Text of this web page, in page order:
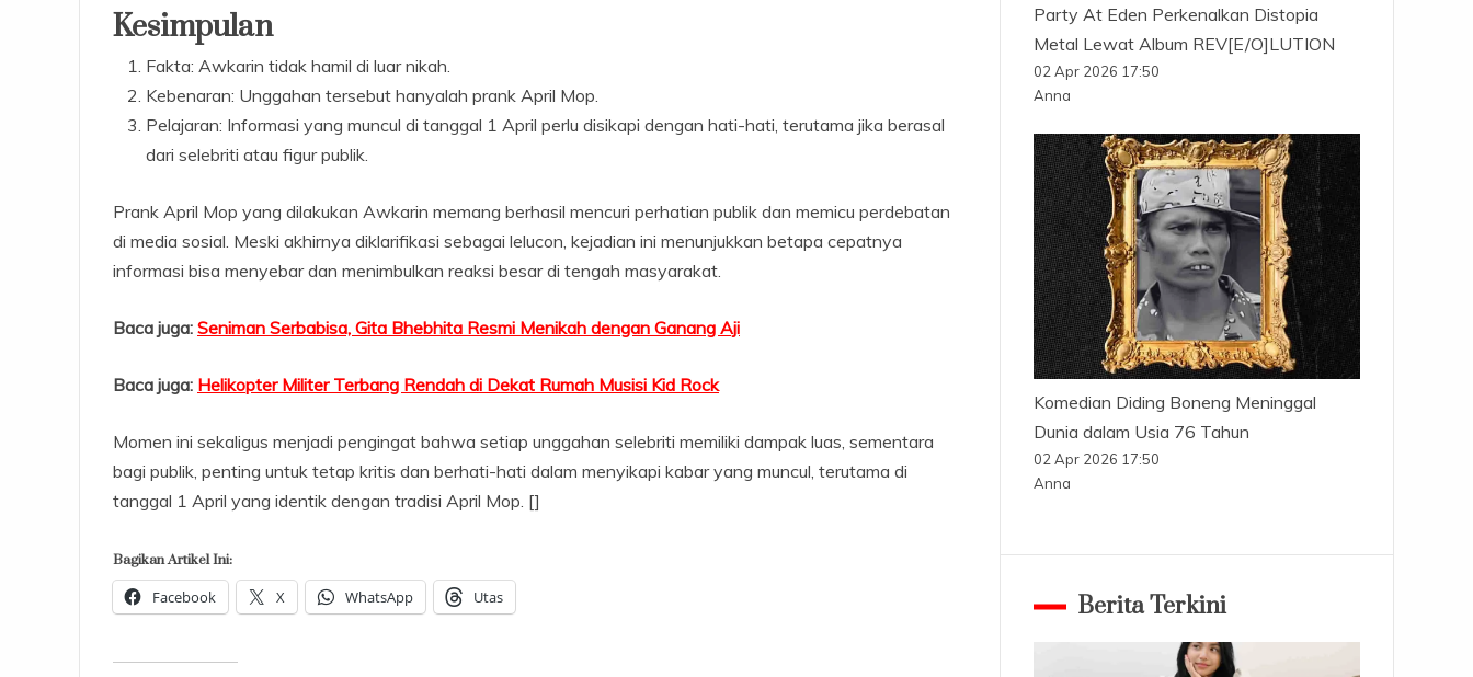
Kesimpulan
Fakta: Awkarin tidak hamil di luar nikah.
Kebenaran: Unggahan tersebut hanyalah prank April Mop.
Pelajaran: Informasi yang muncul di tanggal 1 April perlu disikapi dengan hati-hati, terutama jika berasal
dari selebriti atau figur publik.
Prank April Mop yang dilakukan Awkarin memang berhasil mencuri perhatian publik dan memicu perdebatan
di media sosial. Meski akhirnya diklarifikasi sebagai lelucon, kejadian ini menunjukkan betapa cepatnya
informasi bisa menyebar dan menimbulkan reaksi besar di tengah masyarakat.
Baca juga: Seniman Serbabisa, Gita Bhebhita Resmi Menikah dengan Ganang Aji
Baca juga: Helikopter Militer Terbang Rendah di Dekat Rumah Musisi Kid Rock
Momen ini sekaligus menjadi pengingat bahwa setiap unggahan selebriti memiliki dampak luas, sementara
bagi publik, penting untuk tetap kritis dan berhati-hati dalam menyikapi kabar yang muncul, terutama di
tanggal 1 April yang identik dengan tradisi April Mop. []
Bagikan Artikel Ini:
Facebook X WhatsApp Utas
Party At Eden Perkenalkan Distopia
Metal Lewat Album REV[E/O]LUTION
02 Apr 2026 17:50
Anna
Komedian Diding Boneng Meninggal
Dunia dalam Usia 76 Tahun
02 Apr 2026 17:50
Anna
Berita Terkini